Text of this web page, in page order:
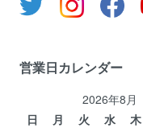
営業日カレンダー
2026年8月
日
月 火 水 木